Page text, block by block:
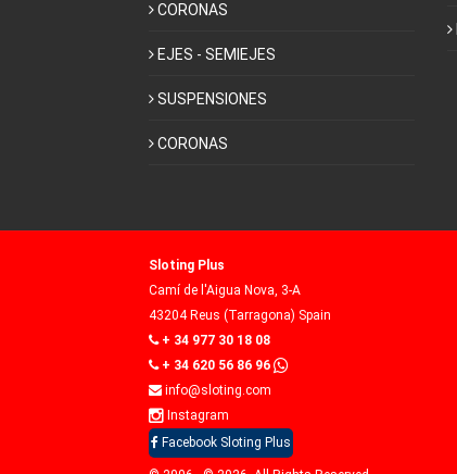
CORONAS
EJES - SEMIEJES
SUSPENSIONES
CORONAS
Sloting Plus
Camí de l'Aigua Nova, 3-A
43204 Reus (Tarragona) Spain
+ 34 977 30 18 08
+ 34 620 56 86 96
info@sloting.com
Instagram
Facebook Sloting Plus